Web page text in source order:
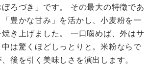
ろづき」です。 その最大の特徴であ
豊かな甘み」を活かし、小麦粉を一
き上げました。 一口噛めば、外はサ
は驚くほどしっとりと。米粉ならで
後を引く美味しさを演出します。